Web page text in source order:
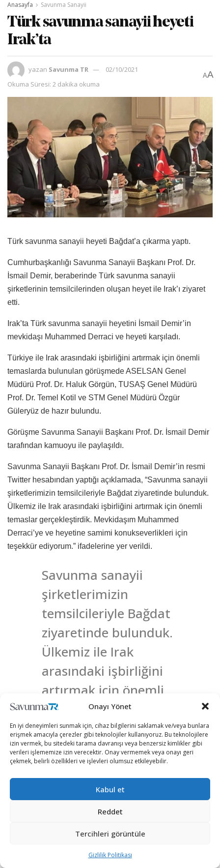
Onayı Yönet
En iyi deneyimleri sunmak için, cihaz bilgilerini saklamak ve/veya bunlara
erişmek amacıyla çerezler gibi teknolojiler kullanıyoruz. Bu teknolojilere
izin vermek, bu sitedeki tarama davranışı veya benzersiz kimlikler gibi
verileri işlememize izin verecektir. Onay vermemek veya onayı geri
çekmek, belirli özellikleri ve işlevleri olumsuz etkileyebilir.
Kabul et
Reddet
Tercihleri görüntüle
Gizlilik Politikası
Anasayfa Savunma Sanayii
Türk savunma sanayii heyeti
Irak’ta
yazan Savunma TR
02/10/2021
Okuma Süresi: 2 dakika okuma
AA
Türk savunma sanayii heyeti Bağdat’a çıkarma yaptı.
Cumhurbaşkanlığı Savunma Sanayii Başkanı Prof. Dr.
İsmail Demir, beraberinde Türk savunma sanayii
şirketlerinin temsilcilerinden oluşan heyet ile Irak’ı ziyaret
etti.
Irak’ta Türk savunma sanayii heyetini İsmail Demir’in
mevkidaşı Muhammed Derraci ve heyeti karşıladı.
Türkiye ile Irak arasındaki işbirliğini artırmak için önemli
temaslarda bulunulan görüşmede ASELSAN Genel
Müdürü Prof. Dr. Haluk Görgün, TUSAŞ Genel Müdürü
Prof. Dr. Temel Kotil ve STM Genel Müdürü Özgür
Güleryüz de hazır bulundu.
Görüşme Savunma Sanayii Başkanı Prof. Dr. İsmail Demir
tarafından kamuoyu ile paylaşıldı.
Savunma Sanayii Başkanı Prof. Dr. İsmail Demir’in resmi
Twitter hesabından yaptığı açıklamada, “Savunma sanayii
şirketlerimizin temsilcileriyle Bağdat ziyaretinde bulunduk.
Ülkemiz ile Irak arasındaki işbirliğini artırmak için önemli
temaslar gerçekleştirdik. Mevkidaşım Muhammed
Derraci’ye ve heyetine samimi konukseverlikleri için
teşekkür ediyorum.” ifadelerine yer verildi.
Savunma sanayii
şirketlerimizin
temsilcileriyle Bağdat
ziyaretinde bulunduk.
Ülkemiz ile Irak
arasındaki işbirliğini
artırmak için önemli
temaslar gerçekleştirdik.
Mevkidaşım Muhammed
Derraci’ye ve heyetine
samimi konukseverlikleri
için teşekkür ediyorum.
pic.twitter.com/BhPpm
mrB0M